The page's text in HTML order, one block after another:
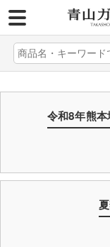
令和8年熊